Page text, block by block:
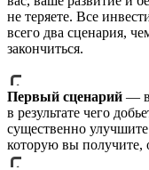
не теряете. Все
всего два сценария,
закончиться.
Первый сценарий —
в результате чего
существенно
которую вы получите,